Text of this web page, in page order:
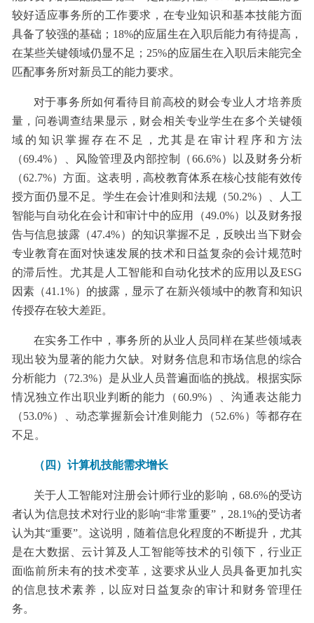
较好适应事务所的工作要求，在专业知识和基本技能方面
具备了较强的基础；18%的应届生在入职后能力有待提高，
在某些关键领域仍显不足；25%的应届生在入职后未能完全
匹配事务所对新员工的能力要求。
对于事务所如何看待目前高校的财会专业人才培养质
量，问卷调查结果显示，财会相关专业学生在多个关键领
域的知识掌握存在不足，尤其是在审计程序和方法
（69.4%）、风险管理及内部控制（66.6%）以及财务分析
（62.7%）方面。这表明，高校教育体系在核心技能有效传
授方面仍显不足。学生在会计准则和法规（50.2%）、人工
智能与自动化在会计和审计中的应用（49.0%）以及财务报
告与信息披露（47.4%）的知识掌握不足，反映出当下财会
专业教育在面对快速发展的技术和日益复杂的会计规范时
的滞后性。尤其是人工智能和自动化技术的应用以及ESG
因素（41.1%）的披露，显示了在新兴领域中的教育和知识
传授存在较大差距。
在实务工作中，事务所的从业人员同样在某些领域表
现出较为显著的能力欠缺。对财务信息和市场信息的综合
分析能力（72.3%）是从业人员普遍面临的挑战。根据实际
情况独立作出职业判断的能力（60.9%）、沟通表达能力
（53.0%）、动态掌握新会计准则能力（52.6%）等都存在
不足。
（四）计算机技能需求增长
关于人工智能对注册会计师行业的影响，68.6%的受访
者认为信息技术对行业的影响“非常重要”，28.1%的受访者
认为其“重要”。这说明，随着信息化程度的不断提升，尤其
是在大数据、云计算及人工智能等技术的引领下，行业正
面临前所未有的技术变革，这要求从业人员具备更加扎实
的信息技术素养，以应对日益复杂的审计和财务管理任
务。